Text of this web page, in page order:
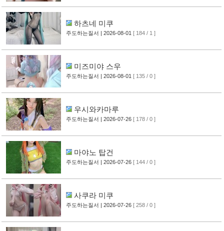
하츠네 미쿠
주도하는질서 | 2026-08-01 [ 184 / 1 ]
미즈미야 스우
주도하는질서 | 2026-08-01 [ 135 / 0 ]
우시와카마루
주도하는질서 | 2026-07-26 [ 178 / 0 ]
마야노 탑건
주도하는질서 | 2026-07-26 [ 144 / 0 ]
사쿠라 미쿠
주도하는질서 | 2026-07-26 [ 258 / 0 ]